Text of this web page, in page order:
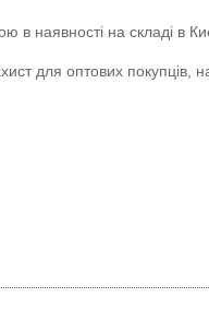
в наявності на складі в
для оптових покупців,